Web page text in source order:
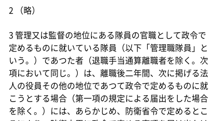
2 （略）
3 管理又は監督の地位にある隊員の官職として政令で
定めるものに就いている隊員（以下「管理職隊員」と
いう。）であつた者（退職手当通算離職者を除く。次
項において同じ。）は、離職後二年間、次に掲げる法
人の役員その他の地位であつて政令で定めるものに就
こうとする場合（第一項の規定による届出をした場合
を除く。）には、あらかじめ、防衛省令で定めるとこ